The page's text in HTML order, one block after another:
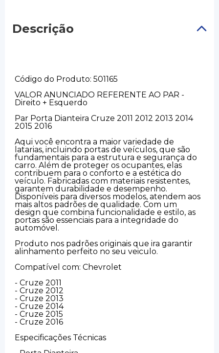
Descrição
Código do Produto: 501165
VALOR ANUNCIADO REFERENTE AO PAR -
Direito + Esquerdo
Par Porta Dianteira Cruze 2011 2012 2013 2014
2015 2016
Aqui você encontra a maior variedade de
latarias, incluindo portas de veículos, que são
fundamentais para a estrutura e segurança do
carro. Além de proteger os ocupantes, elas
contribuem para o conforto e a estética do
veículo. Fabricadas com materiais resistentes,
garantem durabilidade e desempenho.
Disponíveis para diversos modelos, atendem aos
mais altos padrões de qualidade. Com um
design que combina funcionalidade e estilo, as
portas são essenciais para a integridade do
automóvel.
Produto nos padrões originais que ira garantir
alinhamento perfeito no seu veiculo.
Compatível com: Chevrolet
- Cruze 2011
- Cruze 2012
- Cruze 2013
- Cruze 2014
- Cruze 2015
- Cruze 2016
Especificações Técnicas